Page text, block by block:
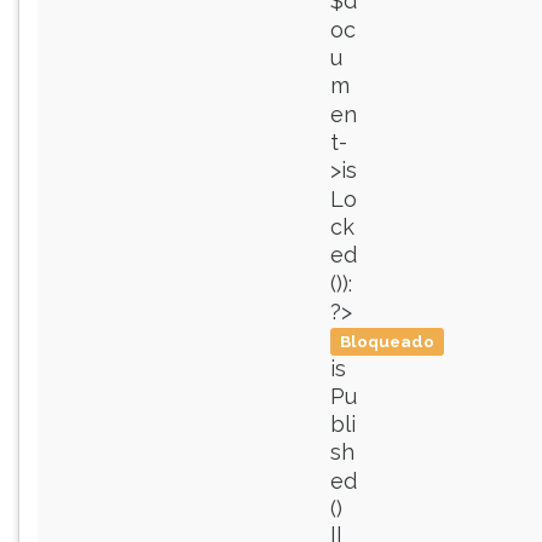
oc
u
m
en
t-
>is
Lo
ck
ed
()):
?>
Bloqueado
is
Pu
bli
sh
ed
()